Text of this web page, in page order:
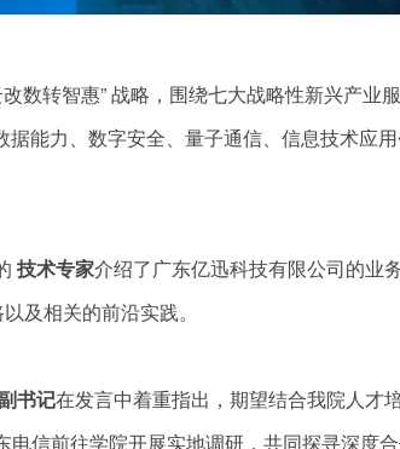
数转智惠” 战略，围绕七大战略性新兴产业
能力、数字安全、量子通信、信息技术应
技术专家介绍了广东亿迅科技有限公司的业
及相关的前沿实践。
书记在发言中着重指出，期望结合我院人才
信前往学院开展实地调研，共同探寻深度合